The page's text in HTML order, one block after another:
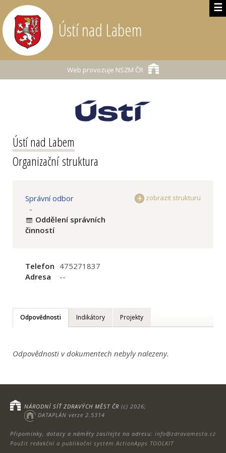
☰
Ústí nad Labem
Web provozuje NSZM ČR
Ústí nad Labem
Organizační struktura
zobrazit strukturu
Správní odbor
-
Oddělení správních
činností
Telefon 475271837
Adresa
--
Odpovědnosti Indikátory Projekty
Odpovědnosti v dokumentech nebyly nalezeny.
Připomínky, dotazy a náměty zasílejte na adresu: info@zdravamesta.cz
Použit redakční a publikační systém ActionApps TOOLKIT
NÁRODNÍ SÍŤ ZDRAVÝCH MĚST ČR (c) 2026;
DATAPLÁN verze 2.5314